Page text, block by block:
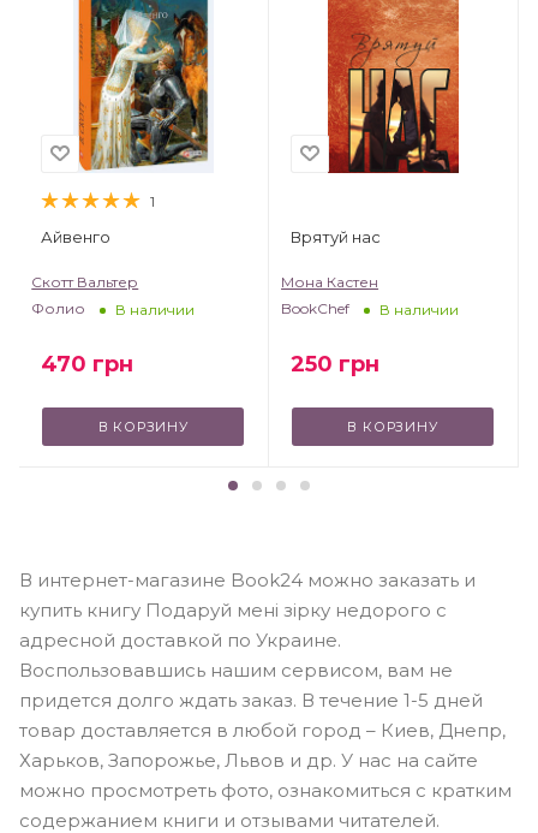
1
Айвенго
Скотт Вальтер
Фолио
В наличии
470 грн
В КОРЗИНУ
Врятуй нас
Мона Кастен
BookChef
В наличии
250 грн
В КОРЗИНУ
В интернет-магазине Book24 можно заказать и
купить книгу Подаруй мені зірку недорого с
адресной доставкой по Украине.
Воспользовавшись нашим сервисом, вам не
придется долго ждать заказ. В течение 1-5 дней
товар доставляется в любой город – Киев, Днепр,
Харьков, Запорожье, Львов и др. У нас на сайте
можно просмотреть фото, ознакомиться с кратким
содержанием книги и отзывами читателей.